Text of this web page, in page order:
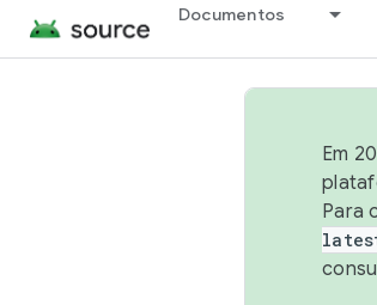
Documentos
Em
Para